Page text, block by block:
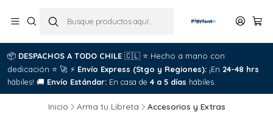
📦 DESPACHOS A TODO CHILE 🇨🇱 ⭐ Hecho a mano con
dedicación ⭐ 🚀 ⚡ Envío Express (Stgo y Regiones): ¡En 24-48 hrs
hábiles! 🚚 Envío Estándar: En casa de 4 a 5 días hábiles.
Inicio Arma tu Libreta Accesorios y Extras